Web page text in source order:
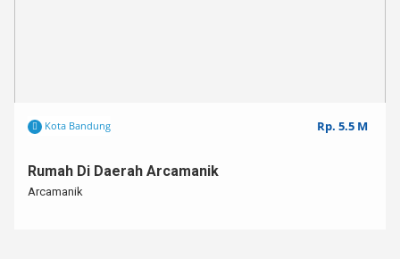
Kota Bandung Rp. 5.5 M
Rumah Di Daerah Arcamanik
Arcamanik